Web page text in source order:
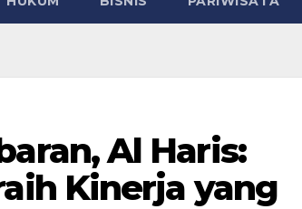
Al Haris:
Kinerja yang